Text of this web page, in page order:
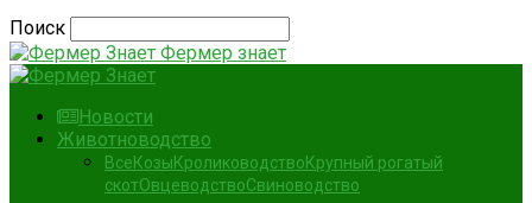
Поиск
Фермер знает
Новости
Животноводство
ВсеКозыКролиководствоКрупный рогатый
скотОвцеводствоСвиноводство